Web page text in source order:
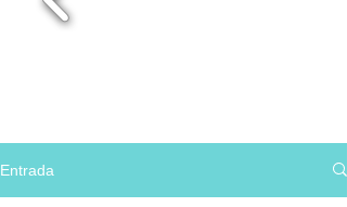
Entrada